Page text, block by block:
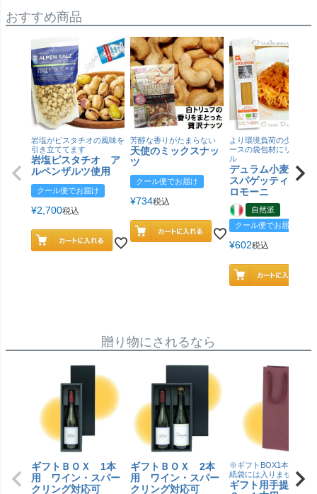
おすすめ商品
岩塩がピスタチオの風味を
引き立ててます
岩塩ピスタチオ ア
ルペンザルツ使用
クール便でお届け
¥2,700税込
芳醇な香りがたまらない
天使のミックスナッ
ツ
クール便でお届け
¥734税込
より環境負荷の少ない紙
ースの袋包材にリニュー
ル
デュラム小麦 有
スパゲッティ／ジ
ロモーニ
自然派
クール便でお届け
¥602税込
贈り物にされるなら
ギフトＢＯＸ 1本
用 ワイン・スパー
クリング対応可
ギフトＢＯＸ 2本
用 ワイン・スパー
クリング対応可
※ギフトBOX1本用はこ
紙袋には入りません
ギフト用手提げＢ